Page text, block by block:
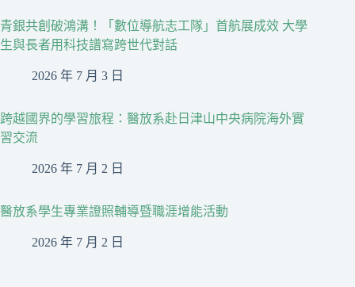
青銀共創破鴻溝！「數位導航志工隊」首航展成效 大學
生與長者用科技譜寫跨世代對話
2026 年 7 月 3 日
跨越國界的學習旅程：醫放系赴日津山中央病院海外實
習交流
2026 年 7 月 2 日
醫放系學生專業證照輔導暨職涯增能活動
2026 年 7 月 2 日